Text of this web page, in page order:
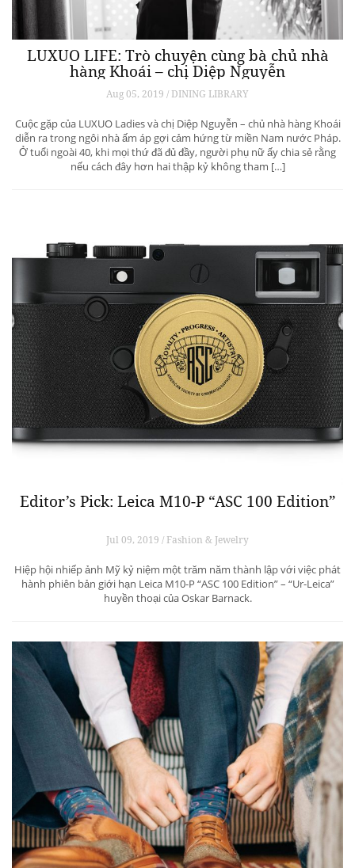
LUXUO LIFE: Trò chuyện cùng bà chủ nhà
hàng Khoái – chị Diệp Nguyễn
Aug 05, 2019 / DINING LIBRARY
Cuộc gặp của LUXUO Ladies và chị Diệp Nguyễn – chủ nhà hàng Khoái
diễn ra trong ngôi nhà ấm áp gợi cảm hứng từ miền Nam nước Pháp.
Ở tuổi ngoài 40, khi mọi thứ đã đủ đầy, người phụ nữ ấy chia sẻ rằng
nếu cách đây hơn hai thập kỷ không tham […]
Editor’s Pick: Leica M10-P “ASC 100 Edition”
Jul 09, 2019 / Fashion & Jewelry
Hiệp hội nhiếp ảnh Mỹ kỷ niệm một trăm năm thành lập với việc phát
hành phiên bản giới hạn Leica M10-P “ASC 100 Edition” – “Ur-Leica”
huyền thoại của Oskar Barnack.